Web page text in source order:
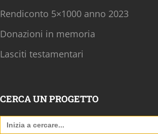
Rendiconto 5×1000 anno 2023
Donazioni in memoria
Lasciti testamentari
CERCA UN PROGETTO
Search
for: